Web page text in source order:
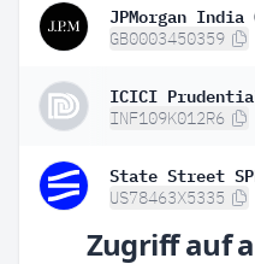
JPMorgan India
GB0003450359
ICICI
INF109K012R6
US78463X5335
Zugriff auf